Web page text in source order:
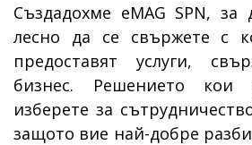
Създадохме eMAG SPN,
лесно да се свържете с
предоставят услуги,
бизнес. Решението кои
изберете за
защото вие най-добре